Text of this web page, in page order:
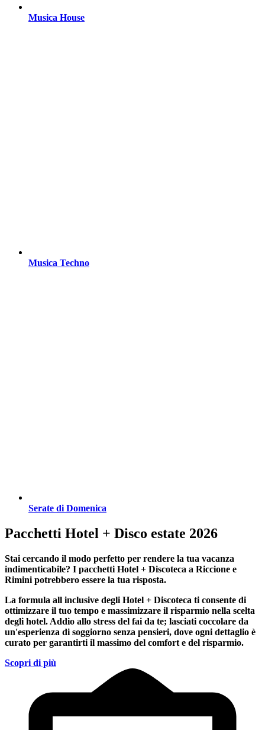
Musica House
Musica Techno
Serate di Domenica
Pacchetti Hotel + Disco estate 2026
Stai cercando il modo perfetto per rendere la tua vacanza
indimenticabile? I pacchetti Hotel + Discoteca a Riccione e
Rimini potrebbero essere la tua risposta.
La formula all inclusive degli Hotel + Discoteca ti consente di
ottimizzare il tuo tempo e massimizzare il risparmio nella scelta
degli hotel. Addio allo stress del fai da te; lasciati coccolare da
un'esperienza di soggiorno senza pensieri, dove ogni dettaglio è
curato per garantirti il massimo del comfort e del risparmio.
Scopri di più